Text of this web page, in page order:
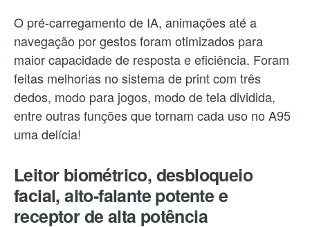
O pré-carregamento de IA, animações até a
navegação por gestos foram otimizados para
maior capacidade de resposta e eficiência. Foram
feitas melhorias no sistema de print com três
dedos, modo para jogos, modo de tela dividida,
entre outras funções que tornam cada uso no A95
uma delícia!
Leitor biométrico, desbloqueio
facial, alto-falante potente e
receptor de alta potência